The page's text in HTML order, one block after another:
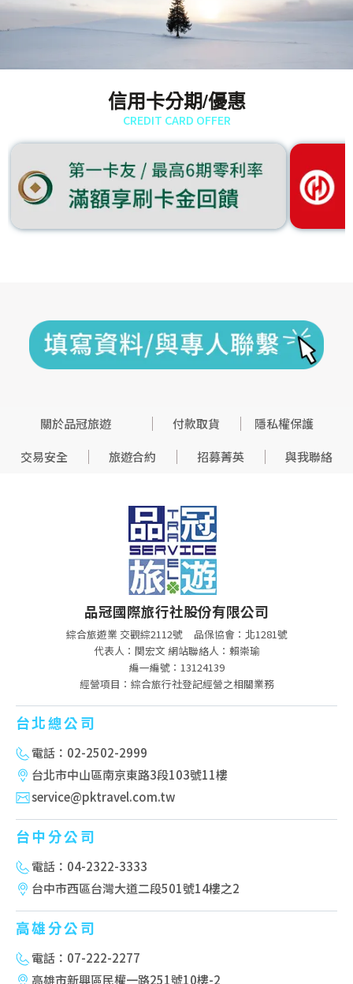
信用卡分期/優惠
CREDIT CARD OFFER
關於品冠旅遊 付款取貨
隱私權保護
交易安全
旅遊合約 招募菁英 與我聯絡
品冠國際旅行社股份有限公司
綜合旅遊業 交觀綜2112號
品保協會：北1281號
代表人：関宏文 網站聯絡人：賴崇瑜
編一編號：13124139
經營項目：綜合旅行社登記經營之相關業務
台北總公司
電話：02-2502-2999
台北市中山區南京東路3段103號11樓
service@pktravel.com.tw
台中分公司
電話：04-2322-3333
台中市西區台灣大道二段501號14樓之2
高雄分公司
電話：07-222-2277
高雄市新興區民權一路251號10樓-2